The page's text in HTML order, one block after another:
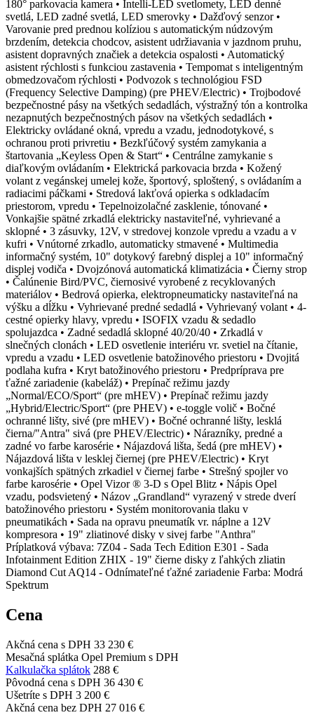
180° parkovacia kamera • Intelli-LED svetlomety, LED denné
svetlá, LED zadné svetlá, LED smerovky • Dažďový senzor •
Varovanie pred prednou kolíziou s automatickým núdzovým
brzdením, detekcia chodcov, asistent udržiavania v jazdnom pruhu,
asistent dopravných značiek a detekcia ospalosti • Automatický
asistent rýchlosti s funkciou zastavenia • Tempomat s inteligentným
obmedzovačom rýchlosti • Podvozok s technológiou FSD
(Frequency Selective Damping) (pre PHEV/Electric) • Trojbodové
bezpečnostné pásy na všetkých sedadlách, výstražný tón a kontrolka
nezapnutých bezpečnostných pásov na všetkých sedadlách •
Elektricky ovládané okná, vpredu a vzadu, jednodotykové, s
ochranou proti privretiu • Bezkľúčový systém zamykania a
štartovania „Keyless Open & Start“ • Centrálne zamykanie s
diaľkovým ovládaním • Elektrická parkovacia brzda • Kožený
volant z vegánskej umelej kože, športový, sploštený, s ovládaním a
radiacimi páčkami • Stredová lakťová opierka s odkladacím
priestorom, vpredu • Tepelnoizolačné zasklenie, tónované •
Vonkajšie spätné zrkadlá elektricky nastaviteľné, vyhrievané a
sklopné • 3 zásuvky, 12V, v stredovej konzole vpredu a vzadu a v
kufri • Vnútorné zrkadlo, automaticky stmavené • Multimedia
informačný systém, 10" dotykový farebný displej a 10" informačný
displej vodiča • Dvojzónová automatická klimatizácia • Čierny strop
• Čalúnenie Bird/PVC, čiernosivé vyrobené z recyklovaných
materiálov • Bedrová opierka, elektropneumaticky nastaviteľná na
výšku a dĺžku • Vyhrievané predné sedadlá • Vyhrievaný volant • 4-
cestné opierky hlavy, vpredu • ISOFIX vzadu & sedadlo
spolujazdca • Zadné sedadlá sklopné 40/20/40 • Zrkadlá v
slnečných clonách • LED osvetlenie interiéru vr. svetiel na čítanie,
vpredu a vzadu • LED osvetlenie batožinového priestoru • Dvojitá
podlaha kufra • Kryt batožinového priestoru • Predpríprava pre
ťažné zariadenie (kabeláž) • Prepínač režimu jazdy
„Normal/ECO/Sport“ (pre mHEV) • Prepínač režimu jazdy
„Hybrid/Electric/Sport“ (pre PHEV) • e-toggle volič • Bočné
ochranné lišty, sivé (pre mHEV) • Bočné ochranné lišty, lesklá
čierna/"Antra" sivá (pre PHEV/Electric) • Nárazníky, predné a
zadné vo farbe karosérie • Nájazdová lišta, šedá (pre mHEV) •
Nájazdová lišta v lesklej čiernej (pre PHEV/Electric) • Kryt
vonkajších spätných zrkadiel v čiernej farbe • Strešný spojler vo
farbe karosérie • Opel Vizor ® 3-D s Opel Blitz • Nápis Opel
vzadu, podsvietený • Názov „Grandland“ vyrazený v strede dverí
batožinového priestoru • Systém monitorovania tlaku v
pneumatikách • Sada na opravu pneumatík vr. náplne a 12V
kompresora • 19" zliatinové disky v sivej farbe "Anthra"
Príplatková výbava: 7Z04 - Sada Tech Edition E301 - Sada
Infotainment Edition ZHIX - 19" čierne disky z ľahkých zliatin
Diamond Cut AQ14 - Odnímateľné ťažné zariadenie Farba: Modrá
Spektrum
Cena
Akčná cena s DPH 33 230 €
Mesačná splátka Opel Premium s DPH
Kalkulačka splátok 288 €
Pôvodná cena s DPH 36 430 €
Ušetríte s DPH 3 200 €
Akčná cena bez DPH 27 016 €